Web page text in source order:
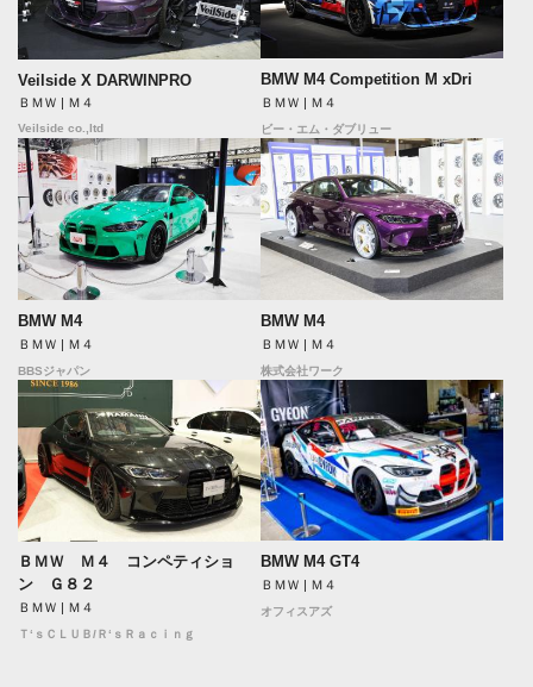
Veilside X DARWINPRO
ＢＭＷ | Ｍ４
Veilside co.,ltd
BMW M4 Competition M xDri
ＢＭＷ | Ｍ４
ビー・エム・ダブリュー
BMW M4
ＢＭＷ | Ｍ４
BBSジャパン
BMW M4
ＢＭＷ | Ｍ４
株式会社ワーク
ＢＭＷ Ｍ４ コンペティショ
ン Ｇ８２
ＢＭＷ | Ｍ４
Ｔ‘ｓＣＬＵＢ/Ｒ‘ｓＲａｃｉｎｇ
BMW M4 GT4
ＢＭＷ | Ｍ４
オフィスアズ